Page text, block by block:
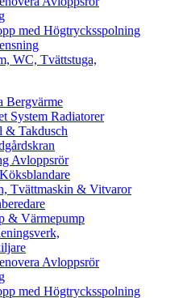
med Högtrycksspolning
WC, Tvättstuga,
Bergvärme
System Radiatorer
& Takdusch
Avloppsrör
Tvättmaskin & Vitvaror
& Värmepump
Avloppsrör
med Högtrycksspolning